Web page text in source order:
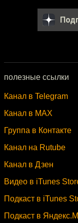
полезные ссылки
Канал в Telegram
Канал в MAX
Группа в Контакте
Канал на Rutube
Канал в Дзен
Видео в iTunes
Подкаст в iTunes
Подкаст в